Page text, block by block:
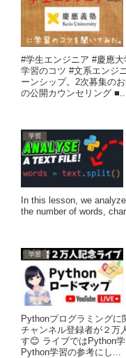
#学生エンジニア #慶應
学習のコツ #文系エンジ
ーンシップ。2次募集の
の公開カウンセリング ■...
学習
In this lesson, we
the number of words,
学習
Pythonプログラミングに
チャンネル登録者が２万
す😊 ライブではPython
Python学習の参考にし...